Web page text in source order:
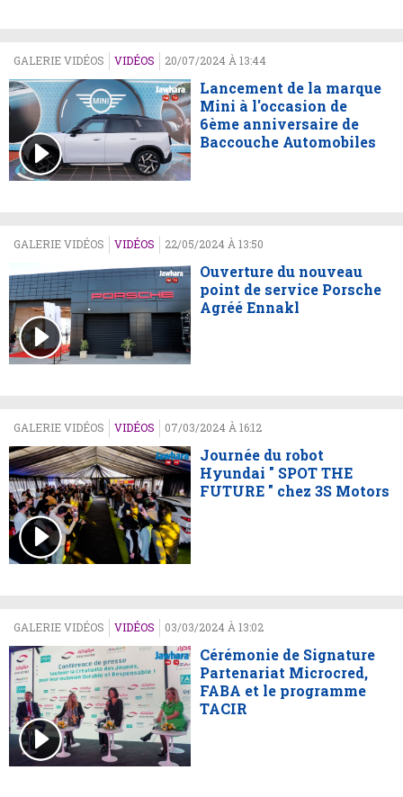
GALERIE VIDÉOS VIDÉOS 20/07/2024 À 13:44
Lancement de la marque
Mini à l'occasion de
6ème anniversaire de
Baccouche Automobiles
GALERIE VIDÉOS VIDÉOS 22/05/2024 À 13:50
Ouverture du nouveau
point de service Porsche
Agréé Ennakl
GALERIE VIDÉOS VIDÉOS 07/03/2024 À 16:12
Journée du robot
Hyundai " SPOT THE
FUTURE " chez 3S Motors
GALERIE VIDÉOS VIDÉOS 03/03/2024 À 13:02
Cérémonie de Signature
Partenariat Microcred,
FABA et le programme
TACIR